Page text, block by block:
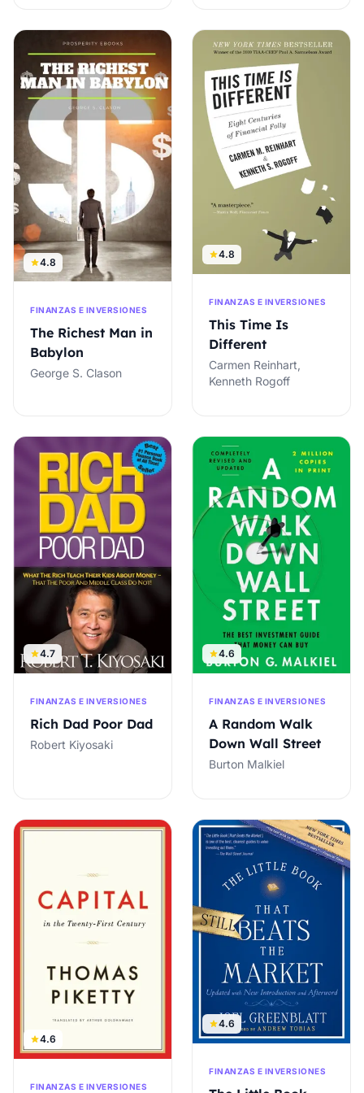
4.8
FINANZAS E INVERSIONES
The Richest Man in
Babylon
George S. Clason
4.8
FINANZAS E INVERSIONES
This Time Is
Different
Carmen Reinhart,
Kenneth Rogoff
4.7
FINANZAS E INVERSIONES
Rich Dad Poor Dad
Robert Kiyosaki
4.6
FINANZAS E INVERSIONES
A Random Walk
Down Wall Street
Burton Malkiel
4.6
FINANZAS E INVERSIONES
4.6
FINANZAS E INVERSIONES